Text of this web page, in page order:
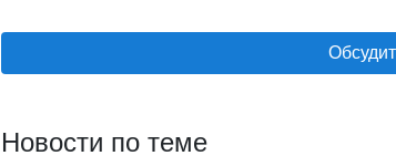
Новости по теме